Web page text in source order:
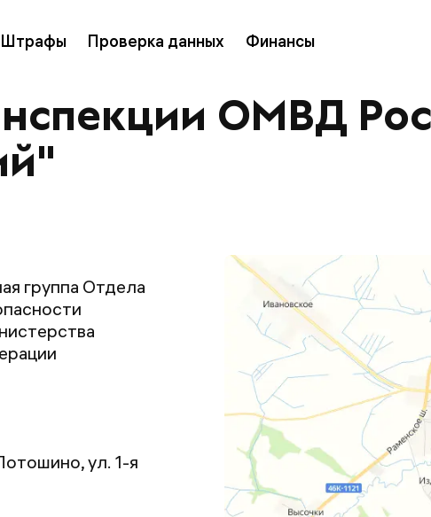
Штрафы Проверка данных Финансы
ОМВД
группа Отдела
ул. 1-я